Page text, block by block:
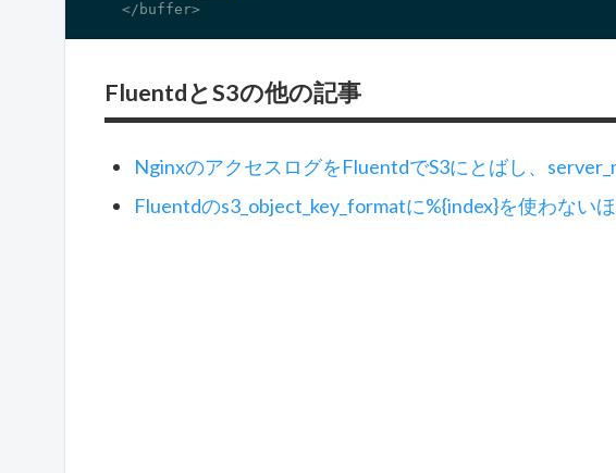
  </buffer>
FluentdとS3の他の記事
NginxのアクセスログをFluentdでS3にとばし、
Fluentdのs3_object_key_formatに%{index}を使わない